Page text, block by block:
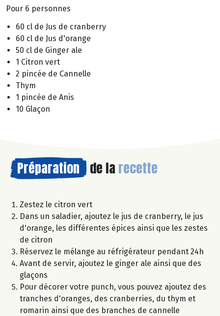
Pour 6 personnes
60 cl de Jus de cranberry
60 cl de Jus d'orange
50 cl de Ginger ale
1 Citron vert
2 pincée de Cannelle
Thym
1 pincée de Anis
10 Glaçon
Préparation de la recette
Zestez le citron vert
Dans un saladier, ajoutez le jus de cranberry, le jus
d'orange, les différentes épices ainsi que les zestes
de citron
Réservez le mélange au réfrigérateur pendant 24h
Avant de servir, ajoutez le ginger ale ainsi que des
glaçons
Pour décorer votre punch, vous pouvez ajoutez des
tranches d'oranges, des cranberries, du thym et
romarin ainsi que des branches de cannelle